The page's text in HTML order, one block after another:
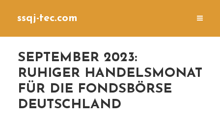
ssqj-tec.com
SEPTEMBER 2023:
RUHIGER HANDELSMONAT
FÜR DIE FONDSBÖRSE
DEUTSCHLAND